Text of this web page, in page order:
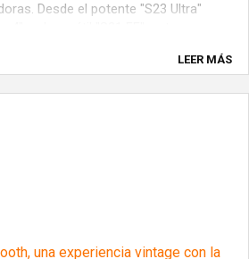
Desde el potente "S23 Ultra"
LEER MÁS